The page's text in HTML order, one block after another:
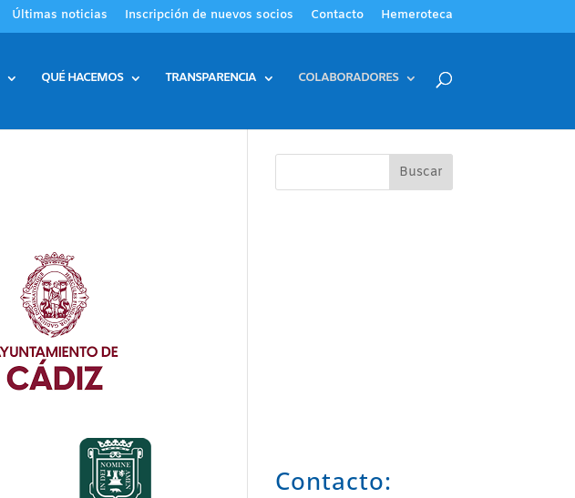
Últimas noticias Inscripción de nuevos socios Contacto Hemeroteca
QUÉ HACEMOS TRANSPARENCIA COLABORADORES
Contacto: